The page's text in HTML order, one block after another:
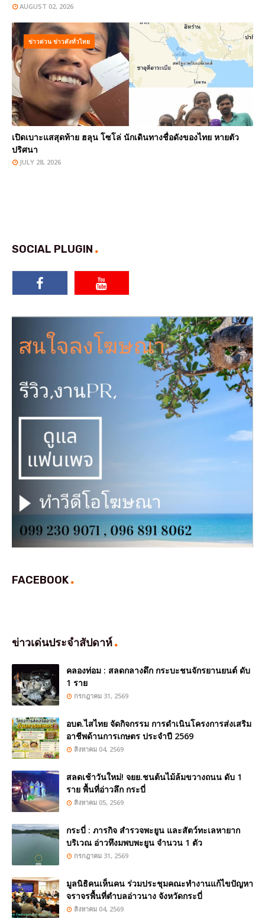
AUGUST 02, 2026
ข่าวด่วน ข่าวดังทั่วไทย
เปิดเบาะแสสุดท้าย ฮลุน โซโล่ นักเดินทางชื่อดังของไทย หายตัว
ปริศนา
JULY 28, 2026
SOCIAL PLUGIN
FACEBOOK
ข่าวเด่นประจำสัปดาห์
คลองท่อม : สลดกลางดึก กระบะชนจักรยานยนต์ ดับ
1 ราย
กรกฎาคม 31, 2569
อบต.ไสไทย จัดกิจกรรม การดำเนินโครงการส่งเสริม
อาชีพด้านการเกษตร ประจำปี 2569
สิงหาคม 04, 2569
สลดเช้าวันใหม่! จยย.ชนต้นไม้ล้มขวางถนน ดับ 1
ราย พื้นที่อ่าวลึก กระบี่
สิงหาคม 05, 2569
กระบี่ : ภารกิจ สำรวจพะยูน และสัตว์ทะเลหายาก
บริเวณ อ่าวทึงมพบพะยูน จำนวน 1 ตัว
กรกฎาคม 31, 2569
มูลนิธิคนเห็นคน ร่วมประชุมคณะทำงานแก้ไขปัญหา
จราจรพื้นที่ตำบลอ่าวนาง จังหวัดกระบี่
สิงหาคม 04, 2569